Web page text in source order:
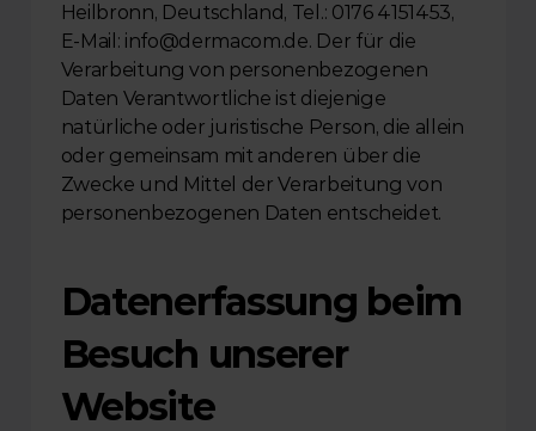
Heilbronn, Deutschland, Tel.: 0176 4151453,
E-Mail: info@dermacom.de. Der für die
Verarbeitung von personenbezogenen
Daten Verantwortliche ist diejenige
natürliche oder juristische Person, die allein
oder gemeinsam mit anderen über die
Zwecke und Mittel der Verarbeitung von
personenbezogenen Daten entscheidet.
Datenerfassung beim
Besuch unserer
Website